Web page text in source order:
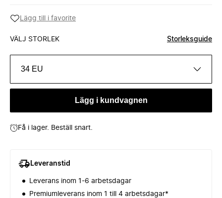
Lägg till i favorite
VÄLJ STORLEK Storleksguide
34 EU
Lägg i kundvagnen
Få i lager. Beställ snart.
Leveranstid
Leverans inom 1-6 arbetsdagar
Premiumleverans inom 1 till 4 arbetsdagar*